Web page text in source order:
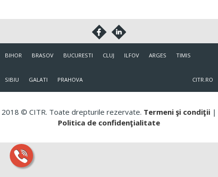
BIHOR BRASOV BUCURESTI CLUJ ILFOV ARGES TIMIS
SIBIU GALATI PRAHOVA CITR.RO
2018 © CITR. Toate drepturile rezervate. Termeni şi condiţii |
Politica de confidenţialitate